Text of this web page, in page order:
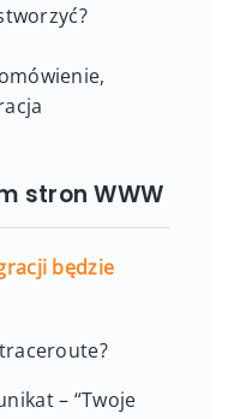
stron WWW
będzie
– “Twoje